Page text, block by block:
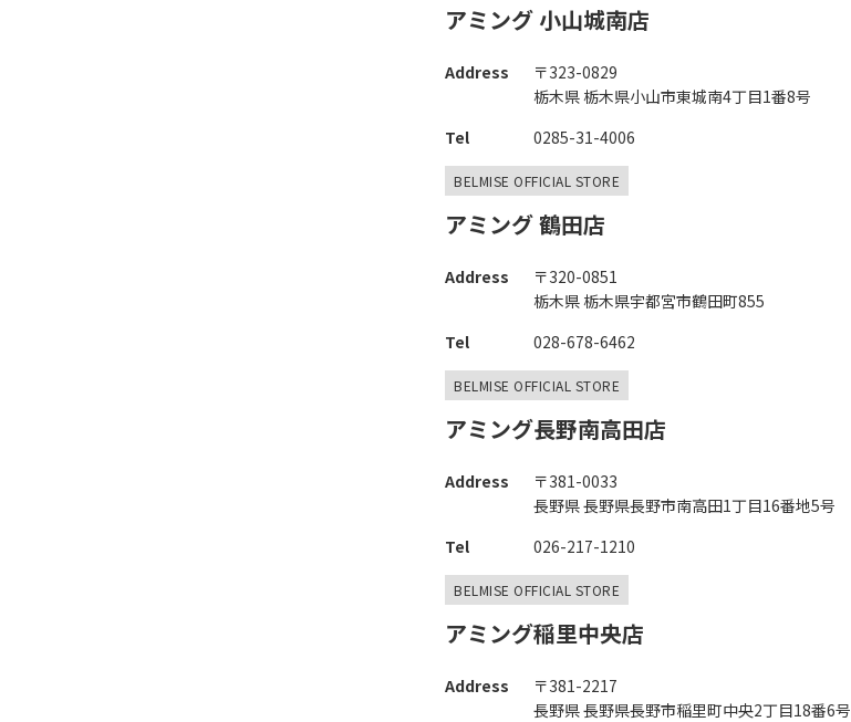
アミング 小山城南店
Address
〒323-0829
栃木県 栃木県小山市東城南4丁目1番8号
Tel
0285-31-4006
BELMISE OFFICIAL STORE
アミング 鶴田店
Address
〒320-0851
栃木県 栃木県宇都宮市鶴田町855
Tel
028-678-6462
BELMISE OFFICIAL STORE
アミング⾧野南高田店
Address
〒381-0033
長野県 長野県長野市南高田1丁目16番地5号
Tel
026-217-1210
BELMISE OFFICIAL STORE
アミング稲里中央店
Address
〒381-2217
長野県 長野県長野市稲里町中央2丁目18番6号